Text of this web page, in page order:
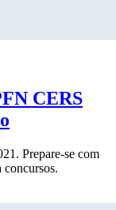
CERS
Prepare-se com
concursos.